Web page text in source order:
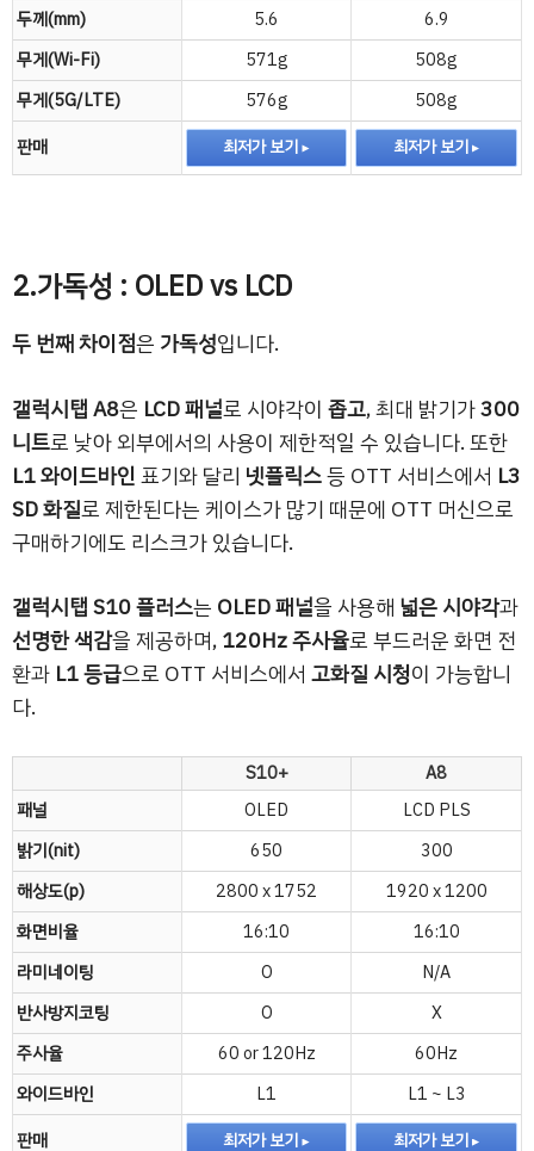
두께(mm)
5.6
6.9
무게(Wi-Fi)
571g
508g
무게(5G/LTE)
576g
508g
판매
최저가 보기 최저가 보기
2.가독성 : OLED vs LCD
두 번째 차이점은 가독성입니다.
갤럭시탭 A8은 LCD 패널로 시야각이 좁고, 최대 밝기가300
니트로 낮아 외부에서의 사용이 제한적일 수 있습니다. 또한
L1 와이드바인표기와 달리 넷플릭스등 OTT 서비스에서 L3
SD 화질로 제한된다는 케이스가 많기 때문에 OTT 머신으로
구매하기에도 리스크가 있습니다.
갤럭시탭 S10 플러스는 OLED 패널을 사용해 넓은 시야각과
선명한 색감을 제공하며,120Hz 주사율로 부드러운 화면 전
환과 L1 등급으로 OTT 서비스에서 고화질 시청이 가능합니
다.
S10+
A8
패널
OLED
LCD PLS
밝기(nit)
650
300
해상도(p)
2800 x 1752
1920 x 1200
화면비율
16:10
16:10
라미네이팅
O
N/A
반사방지코팅
O
X
주사율
60 or 120Hz
60Hz
와이드바인
L1
L1 ~ L3
판매
최저가 보기 최저가 보기